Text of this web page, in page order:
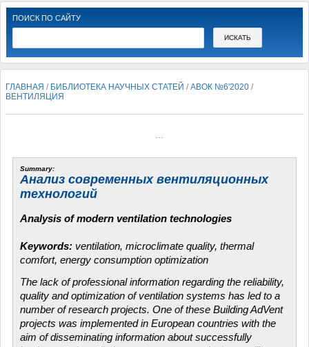
ПОИСК ПО САЙТУ
ГЛАВНАЯ / БИБЛИОТЕКА НАУЧНЫХ СТАТЕЙ /АВОК №6'2020 /
ВЕНТИЛЯЦИЯ
Summary:
Анализ современных вентиляционных
технологий
Analysis of modern ventilation technologies
Keywords: ventilation, microclimate quality, thermal
comfort, energy consumption optimization
The lack of professional information regarding the reliability,
quality and optimization of ventilation systems has led to a
number of research projects. One of these Building AdVent
projects was implemented in European countries with the
aim of disseminating information about successfully